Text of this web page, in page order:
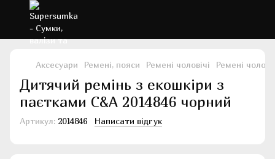
Аксесуари Ремені, пояси Ремені чоловічі Ремені
Дитячий ремінь з екошкіри з
паєтками C&A 2014846 чорний
Артикул: 2014846 Написати відгук